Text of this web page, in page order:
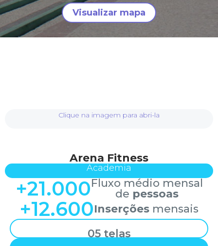
Visualizar mapa
Arena Fitness
Academia
+21.000Fluxo médio mensal
de pessoas
+12.600Inserções mensais
05 telas
Clique na imagem para abri-la